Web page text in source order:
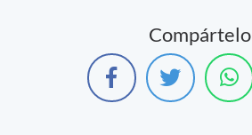
Compártelo